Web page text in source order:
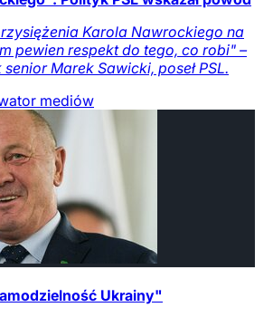
Karola Nawrockiego na
pewien respekt do tego, co robi" –
senior Marek Sawicki, poseł PSL.
mediów
Ukrainy"